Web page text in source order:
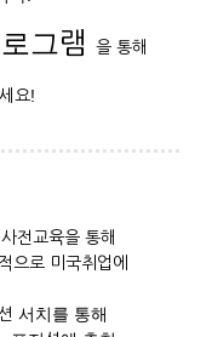
그램 을 통해
요!
전교육을 통해
으로 미국취업에
서치를 통해